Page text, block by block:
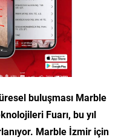
buluşması Marble
Fuarı, bu yıl
Marble İzmir için